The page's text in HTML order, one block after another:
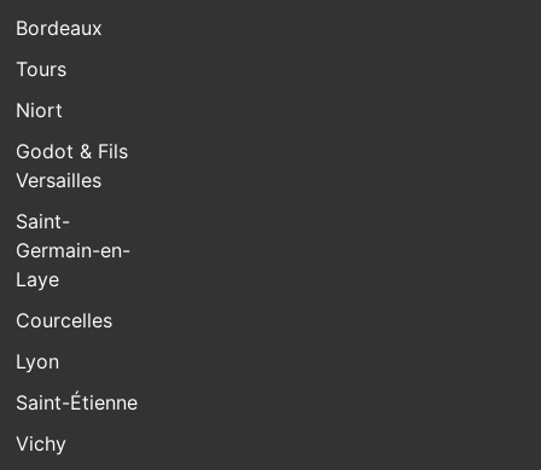
Bordeaux
Tours
Niort
Godot & Fils
Versailles
Saint-
Germain-en-
Laye
Courcelles
Lyon
Saint-Étienne
Vichy